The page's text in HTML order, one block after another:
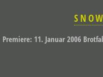
Premiere: 11. Januar 2006